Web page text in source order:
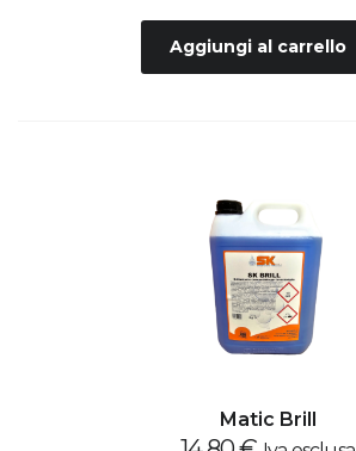
Aggiungi al carrello
Matic Brill